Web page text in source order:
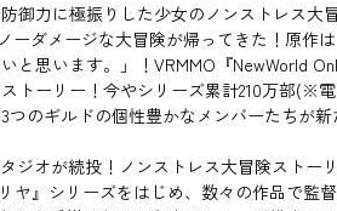
力に極振りした少女のノンストレス大
ーダメージな大冒険が帰ってきた！原作
と思います。」！VRMMO『NewWorld
トーリー！今やシリーズ累計210万部
のギルドの個性豊かなメンバーたちが
オが続投！ノンストレス大冒険ストー
』シリーズをはじめ、数々の作品で監